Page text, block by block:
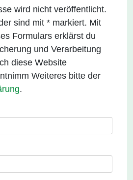
wird nicht veröffentlicht.
sind mit * markiert. Mit
Formulars erklärst du
und Verarbeitung
diese Website
Weiteres bitte der
.